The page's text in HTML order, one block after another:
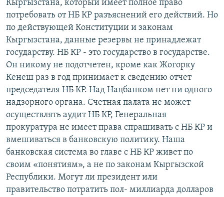
Кыргызстана, который имеет полное право
потребовать от НБ КР разъяснений его действий. Но
по действующей Конституции и законам
Кыргызстана, данные резервы не принадлежат
государству. НБ КР - это государство в государстве.
Он никому не подотчетен, кроме как Жогорку
Кенеш раз в год принимает к сведению отчет
председателя НБ КР. Над Нацбанком нет ни одного
надзорного органа. Счетная палата не может
осуществлять аудит НБ КР, Генеральная
прокуратура не имеет права спрашивать с НБ КР и
вмешиваться в банковскую политику. Наша
банковская система во главе с НБ КР живет по
своим «понятиям», а не по законам Кыргызской
Республики. Могут ли президент или
правительство потратить пол- миллиарда долларов